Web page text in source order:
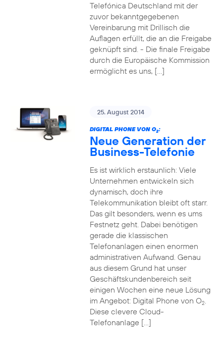
Telefónica Deutschland mit der
zuvor bekanntgegebenen
Vereinbarung mit Drillisch die
Auflagen erfüllt, die an die Freigabe
geknüpft sind. - Die finale Freigabe
durch die Europäische Kommission
ermöglicht es uns, […]
25. August 2014
DIGITAL PHONE VON O2:
Neue Generation der
Business-Telefonie
Es ist wirklich erstaunlich: Viele
Unternehmen entwickeln sich
dynamisch, doch ihre
Telekommunikation bleibt oft starr.
Das gilt besonders, wenn es ums
Festnetz geht. Dabei benötigen
gerade die klassischen
Telefonanlagen einen enormen
administrativen Aufwand. Genau
aus diesem Grund hat unser
Geschäftskundenbereich seit
einigen Wochen eine neue Lösung
im Angebot: Digital Phone von O2.
Diese clevere Cloud-
Telefonanlage […]